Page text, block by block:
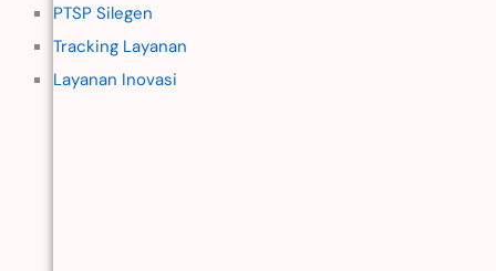
PTSP Silegen
Tracking Layanan
Layanan Inovasi